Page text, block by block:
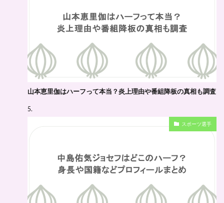
山本恵里伽はハーフって本当？炎上理由や番組降板の真相も調査
スポーツ選手